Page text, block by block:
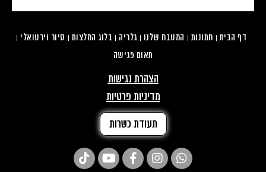
דף הבית חתונות המטבח שלנו גלריה בלוג המלצות
סיור וירטואלי
תאום פגישה
הצהרת נגישות
מדיניות פרטיות
תעודת כשרות